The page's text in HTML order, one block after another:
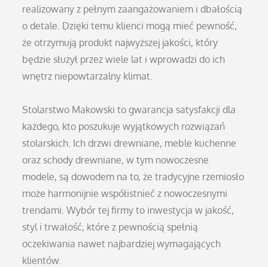
realizowany z pełnym zaangażowaniem i dbałością
o detale. Dzięki temu klienci mogą mieć pewność,
że otrzymują produkt najwyższej jakości, który
będzie służył przez wiele lat i wprowadzi do ich
wnętrz niepowtarzalny klimat.
Stolarstwo Makowski to gwarancja satysfakcji dla
każdego, kto poszukuje wyjątkowych rozwiązań
stolarskich. Ich drzwi drewniane, meble kuchenne
oraz schody drewniane, w tym nowoczesne
modele, są dowodem na to, że tradycyjne rzemiosło
może harmonijnie współistnieć z nowoczesnymi
trendami. Wybór tej firmy to inwestycja w jakość,
styl i trwałość, które z pewnością spełnią
oczekiwania nawet najbardziej wymagających
klientów.